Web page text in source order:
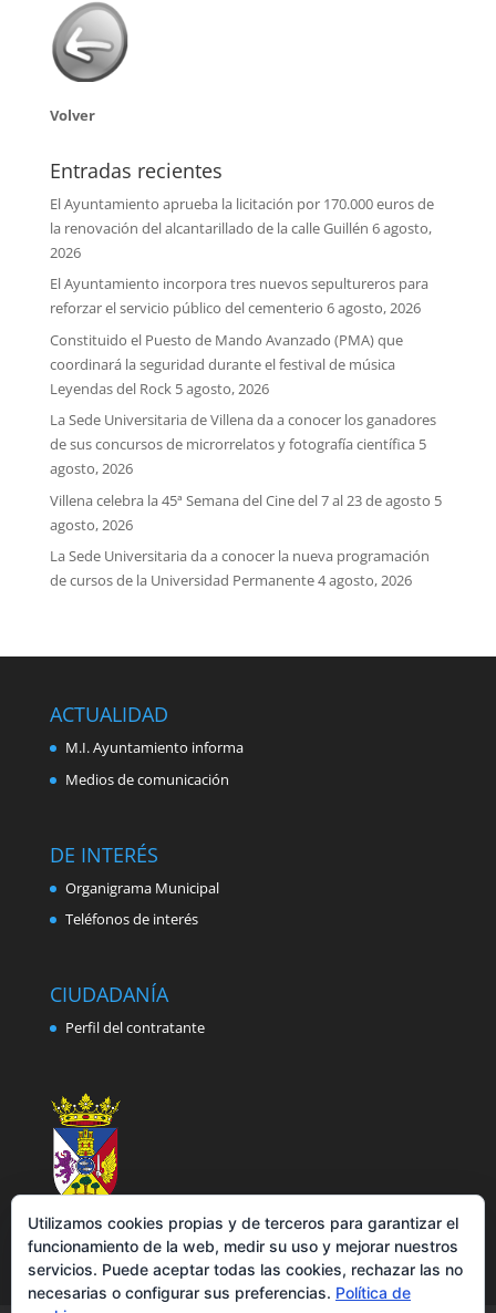
Volver
Entradas recientes
El Ayuntamiento aprueba la licitación por 170.000 euros de
la renovación del alcantarillado de la calle Guillén 6 agosto,
2026
El Ayuntamiento incorpora tres nuevos sepultureros para
reforzar el servicio público del cementerio 6 agosto, 2026
Constituido el Puesto de Mando Avanzado (PMA) que
coordinará la seguridad durante el festival de música
Leyendas del Rock 5 agosto, 2026
La Sede Universitaria de Villena da a conocer los ganadores
de sus concursos de microrrelatos y fotografía científica 5
agosto, 2026
Villena celebra la 45ª Semana del Cine del 7 al 23 de agosto 5
agosto, 2026
La Sede Universitaria da a conocer la nueva programación
de cursos de la Universidad Permanente4 agosto, 2026
ACTUALIDAD
M.I. Ayuntamiento informa
Medios de comunicación
DE INTERÉS
Organigrama Municipal
Teléfonos de interés
CIUDADANÍA
Perfil del contratante
Utilizamos cookies propias y de terceros para garantizar el
funcionamiento de la web, medir su uso y mejorar nuestros
servicios. Puede aceptar todas las cookies, rechazar las no
necesarias o configurar sus preferencias. Política de